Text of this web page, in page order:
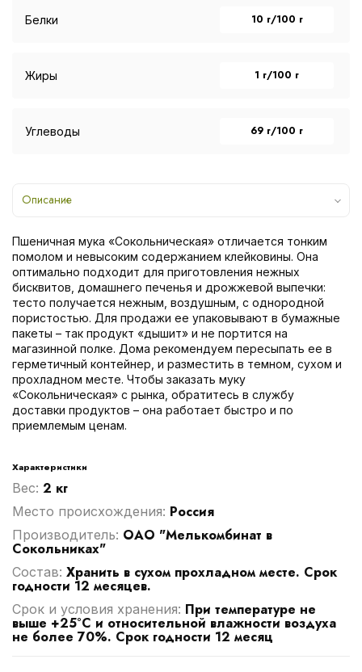
Белки 10 г/100 г
Жиры 1 г/100 г
Углеводы 69 г/100 г
Описание
Пшеничная мука «Сокольническая» отличается тонким
помолом и невысоким содержанием клейковины. Она
оптимально подходит для приготовления нежных
бисквитов, домашнего печенья и дрожжевой выпечки:
тесто получается нежным, воздушным, с однородной
пористостью. Для продажи ее упаковывают в бумажные
пакеты – так продукт «дышит» и не портится на
магазинной полке. Дома рекомендуем пересыпать ее в
герметичный контейнер, и разместить в темном, сухом и
прохладном месте. Чтобы заказать муку
«Сокольническая» с рынка, обратитесь в службу
доставки продуктов – она работает быстро и по
приемлемым ценам.
Характеристики
Вес: 2 кг
Место происхождения: Россия
Производитель: ОАО "Мелькомбинат в
Сокольниках"
Cостав: Хранить в сухом прохладном месте. Срок
годности 12 месяцев.
Срок и условия хранения: При температуре не
выше +25°С и относительной влажности воздуха
не более 70%. Срок годности 12 месяц